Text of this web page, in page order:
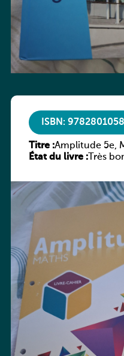
ISBN:
Titre :Amplitude 5e,
État du livre :Très